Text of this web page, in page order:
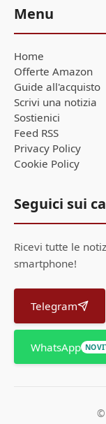
Menu
Home
Offerte Amazon
Guide all'acquisto
Scrivi una notizia
Sostienici
Feed RSS
Privacy Policy
Cookie Policy
Seguici sui
Ricevi tutte le
smartphone!
Telegram
WhatsApp
©